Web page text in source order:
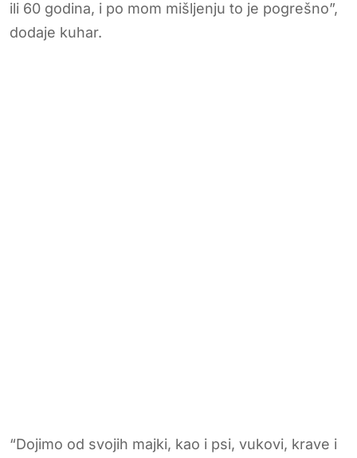
ili 60 godina, i po mom mišljenju to je pogrešno”,
dodaje kuhar.
“Dojimo od svojih majki, kao i psi, vukovi, krave i